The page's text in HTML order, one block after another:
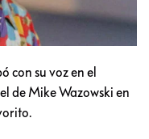
con su voz en el
de Mike Wazowski en